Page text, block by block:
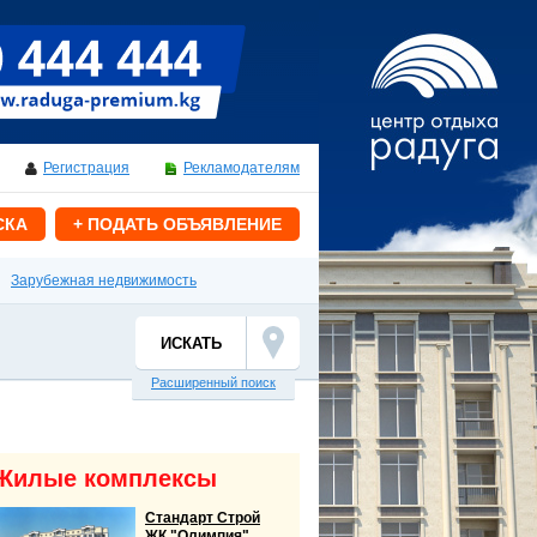
Регистрация Рекламодателям
+ ПОДАТЬ ОБЪЯВЛЕНИЕ
Зарубежная недвижимость
Расширенный поиск
комплексы
Стандарт Строй